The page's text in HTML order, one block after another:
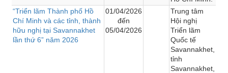
“Triển lãm Thành phố Hồ
Chí Minh và các tỉnh, thành
hữu nghị tại Savannakhet
lần thứ 6” năm 2026
01/04/2026
đến
05/04/2026
Trung tâm
Hội nghị
Triển lãm
Quốc tế
Savannakhet,
tỉnh
Savannakhet,